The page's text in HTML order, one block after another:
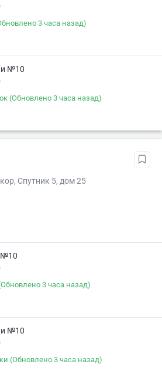
3 часа назад)
№10
(Обновлено 3 часа назад)
Спутник 5, дом 25
№10
3 часа назад)
№10
(Обновлено 3 часа назад)